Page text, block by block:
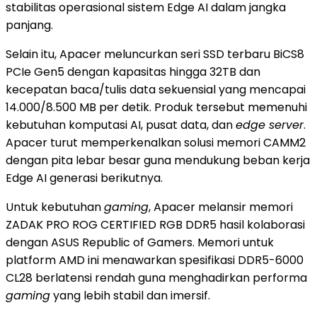
stabilitas operasional sistem Edge AI dalam jangka
panjang.
Selain itu, Apacer meluncurkan seri SSD terbaru BiCS8
PCIe Gen5 dengan kapasitas hingga 32TB dan
kecepatan baca/tulis data sekuensial yang mencapai
14.000/8.500 MB per detik. Produk tersebut memenuhi
kebutuhan komputasi AI, pusat data, danedge server.
Apacer turut memperkenalkan solusi memori CAMM2
dengan pita lebar besar guna mendukung beban kerja
Edge AI generasi berikutnya.
Untuk kebutuhangaming, Apacer melansir memori
ZADAK PRO ROG CERTIFIED RGB DDR5 hasil kolaborasi
dengan ASUS Republic of Gamers. Memori untuk
platform AMD ini menawarkan spesifikasi DDR5-6000
CL28 berlatensi rendah guna menghadirkan performa
gamingyang lebih stabil dan imersif.